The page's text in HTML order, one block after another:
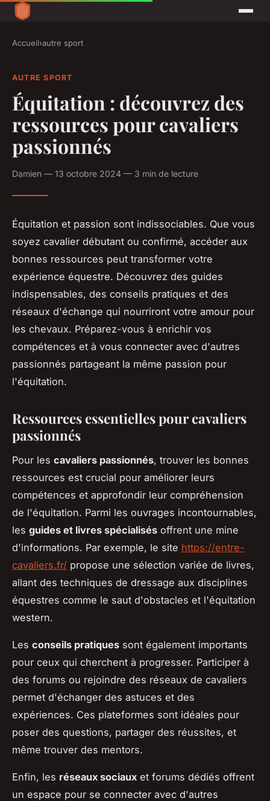
Accueil›autre sport
AUTRE SPORT
Équitation : découvrez des
ressources pour cavaliers
passionnés
Damien — 13 octobre 2024 — 3 min de lecture
Équitation et passion sont indissociables. Que vous
soyez cavalier débutant ou confirmé, accéder aux
bonnes ressources peut transformer votre
expérience équestre. Découvrez des guides
indispensables, des conseils pratiques et des
réseaux d'échange qui nourriront votre amour pour
les chevaux. Préparez-vous à enrichir vos
compétences et à vous connecter avec d'autres
passionnés partageant la même passion pour
l'équitation.
Ressources essentielles pour cavaliers
passionnés
Pour les cavaliers passionnés, trouver les bonnes
ressources est crucial pour améliorer leurs
compétences et approfondir leur compréhension
de l'équitation. Parmi les ouvrages incontournables,
les guides et livres spécialisés offrent une mine
d'informations. Par exemple, le site https://entre-
cavaliers.fr/ propose une sélection variée de livres,
allant des techniques de dressage aux disciplines
équestres comme le saut d'obstacles et l'équitation
western.
Les conseils pratiques sont également importants
pour ceux qui cherchent à progresser. Participer à
des forums ou rejoindre des réseaux de cavaliers
permet d'échanger des astuces et des
expériences. Ces plateformes sont idéales pour
poser des questions, partager des réussites, et
même trouver des mentors.
Enfin, les réseaux sociaux et forums dédiés offrent
un espace pour se connecter avec d'autres